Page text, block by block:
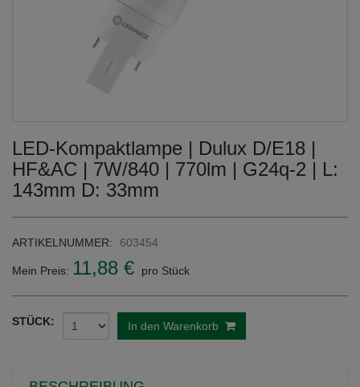
LED-Kompaktlampe | Dulux D/E18 |
HF&AC | 7W/840 | 770lm | G24q-2 | L:
143mm D: 33mm
ARTIKELNUMMER: 603454
Mein Preis: 11,88 € pro Stück
STÜCK: In den Warenkorb